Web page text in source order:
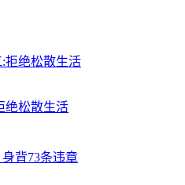
绝松散生活